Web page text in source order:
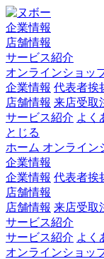
企業情報
店舗情報
サービス紹介
オンラインショッ
企業情報 代表者挨
店舗情報 来店受取
サービス紹介 よく
とじる
ホーム オンライン
企業情報
企業情報 代表者挨
店舗情報
店舗情報 来店受取
サービス紹介
サービス紹介 よく
オンラインショッ